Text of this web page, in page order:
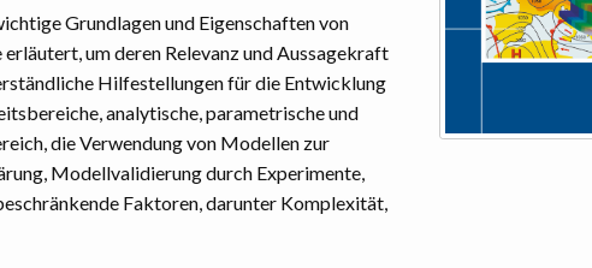
Grundlagen und Eigenschaften von
um deren Relevanz und Aussagekraft
Hilfestellungen für die Entwicklung
analytische, parametrische und
die Verwendung von Modellen zur
Modellvalidierung durch Experimente,
Faktoren, darunter Komplexität,